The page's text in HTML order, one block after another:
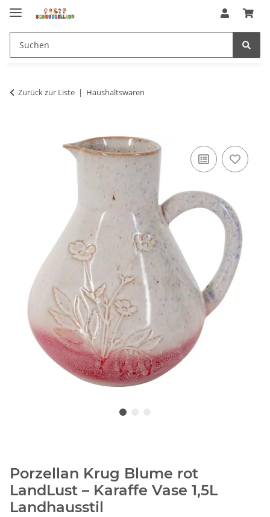
Zurück zur Liste Haushaltswaren
Porzellan Krug Blume rot
LandLust – Karaffe Vase 1,5L
Landhausstil